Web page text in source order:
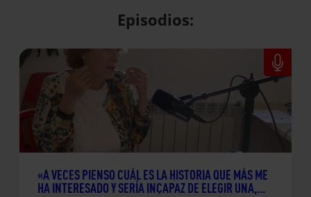
Episodios:
«A VECES PIENSO CUÁL ES LA HISTORIA QUE MÁS ME
HA INTERESADO Y SERÍA INCAPAZ DE ELEGIR UNA,